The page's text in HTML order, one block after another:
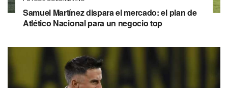
Samuel Martínez dispara el mercado: el plan de
Atlético Nacional para un negocio top